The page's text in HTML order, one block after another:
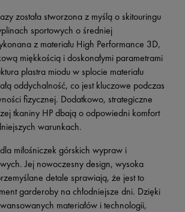
została stworzona z myślą o skitouringu
sportowych o średniej
z materiału High Performance 3D,
miękkością i doskonałymi parametrami
plastra miodu w splocie materiału
oddychalność, co jest kluczowe podczas
fizycznej. Dodatkowo, strategiczne
tkaniny HP dbają o odpowiedni komfort
warunkach.
miłośniczek górskich wypraw i
Jej nowoczesny design, wysoka
detale sprawiają, że jest to
garderoby na chłodniejsze dni. Dzięki
materiałów i technologii,